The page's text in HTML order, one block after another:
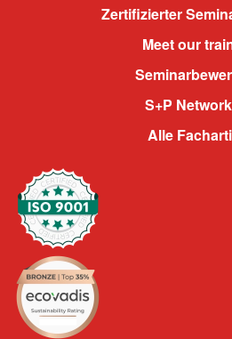
Zertifizierter
Meet our
S+P
Alle